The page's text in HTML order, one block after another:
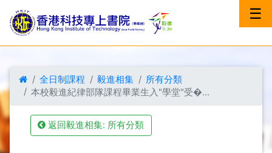
☰
全日制課程 毅進相集
所有分類
本校毅進紀律部隊課程畢業生入"學堂"受�...
返回毅進相集: 所有分類